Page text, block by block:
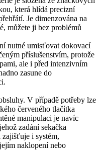
která hlídá precizní
Je dimenzována na
můžete ji bez problémů
nutné umisťovat dokovací
příslušenstvím, protože
ale i před intenzivním
zasune do
V případě potřeby lze
červeného tlačítka
manipulaci je navíc
zadání sekačka
i systém,
naklopení nebo